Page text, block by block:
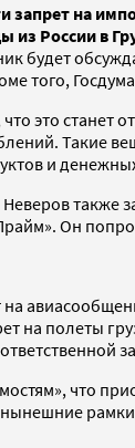
запрет на
из России в
будет
того,
что это станет
Такие
и
Он
на полеты
что
нынешние